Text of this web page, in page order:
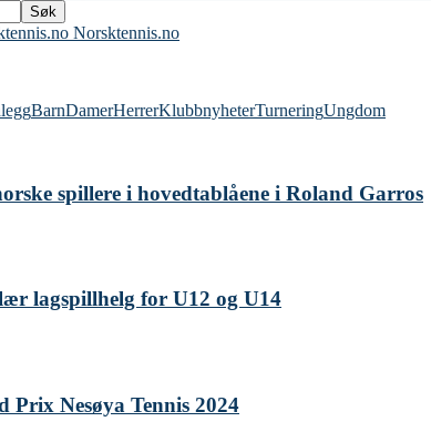
Norsktennis.no
BarnDamerHerrerKlubbnyheterTurneringUngdom
spillere i hovedtablåene i Roland Garros
lagspillhelg for U12 og U14
Prix Nesøya Tennis 2024